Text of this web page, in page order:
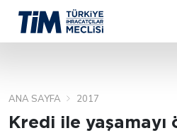
ANA SAYFA 2017
Kredi ile yaşamayı